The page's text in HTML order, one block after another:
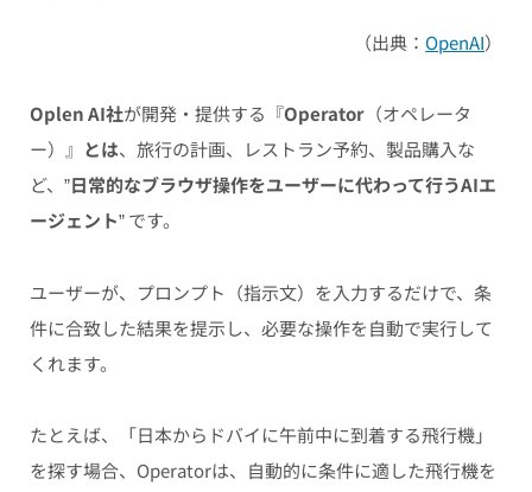
（出典：OpenAI）
Oplen AI社が開発・提供する『Operator（オペレータ
ー）』 とは、旅行の計画、レストラン予約、製品購入な
ど、”日常的なブラウザ操作をユーザーに代わって行うAIエ
ージェント” です。
ユーザーが、プロンプト（指示文）を入力するだけで、条
件に合致した結果を提示し、必要な操作を自動で実行して
くれます。
たとえば、「日本からドバイに午前中に到着する飛行機」
を探す場合、Operatorは、自動的に条件に適した飛行機を